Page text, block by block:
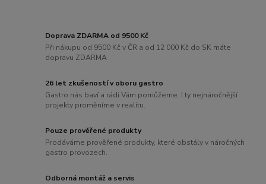
Doprava ZDARMA od 9500 Kč
Při nákupu od 9500 Kč v ČR a od 12 000 Kč do SK máte
dopravu ZDARMA
26 let zkušeností v oboru gastro
Gastro nás baví a rádi Vám pomůžeme. I ty nejnáročnější
projekty proměníme v realitu.
Pouze prověřené produkty
Prodáváme prověřené produkty, které obstály v náročných
gastro provozech.
Odborná montáž a servis